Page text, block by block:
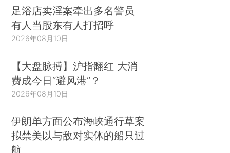
足浴店卖淫案牵出多名警员
有人当股东有人打招呼
2026年08月10日
【大盘脉搏】沪指翻红 大消
费成今日“避风港”？
2026年08月10日
伊朗单方面公布海峡通行草案
拟禁美以与敌对实体的船只过
航